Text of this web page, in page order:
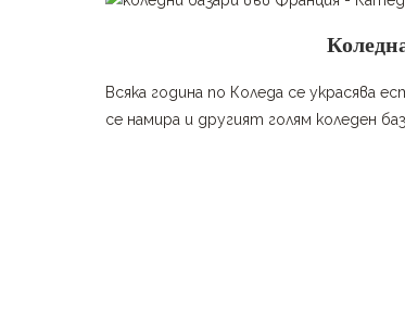
Всяка година по Коледа се украсява
се намира и другият голям коледен